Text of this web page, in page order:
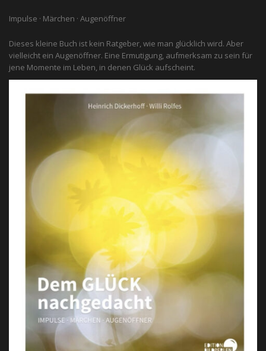
Impulse · Märchen · Augenöffner
Dieses kleine Buch ist kein Ratgeber, wie man glücklich wird. Aber
vielleicht ein Augenöffner. Eine Ermutigung, aufmerksam zu sein für
jene Momente im Leben, in denen Glück aufscheint.